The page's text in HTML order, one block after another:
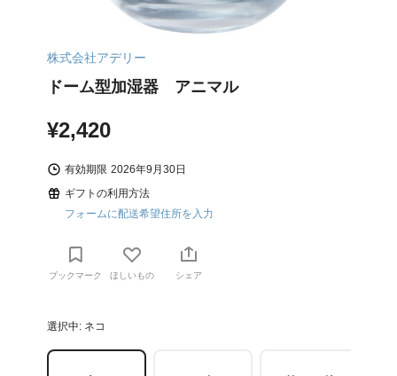
株式会社アデリー
ドーム型加湿器 アニマル
¥2,420
有効期限 2026年9月30日
ギフトの利用方法
フォームに配送希望住所を入力
ブックマーク ほしいもの シェア
選択中: ネコ